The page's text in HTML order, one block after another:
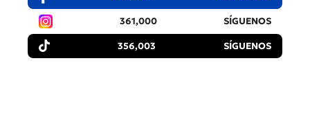
361,000 SÍGUENOS
356,003 SÍGUENOS